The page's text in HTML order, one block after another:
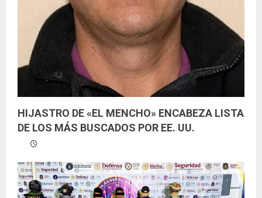
HIJASTRO DE «EL MENCHO» ENCABEZA LISTA
DE LOS MÁS BUSCADOS POR EE. UU.